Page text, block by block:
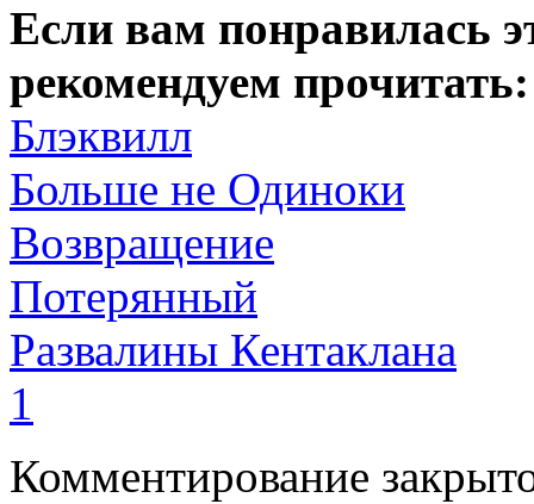
Если вам понравилась
рекомендуем прочитать:
Блэквилл
Больше не Одиноки
Возвращение
Потерянный
Развалины Кентаклана
1
Комментирование